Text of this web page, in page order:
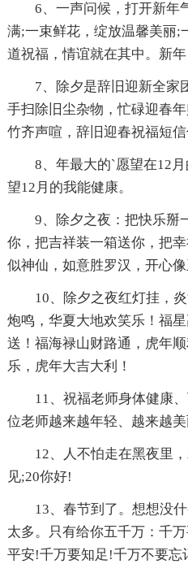
6、一声问候，打开新年
满;一束鲜花，绽放温馨美丽;
道祝福，情谊就在其中。新
7、除夕是辞旧迎新全家
手扫除旧尘杂物，忙碌迎春
竹齐声喧，辞旧迎春祝福短
8、年最大的`愿望在12
望12月的我能健康。
9、除夕之夜：把快乐掰
你，把吉祥装一箱送你，把
似神仙，如意胜罗汉，开心
10、除夕之夜红灯挂，
炮鸣，华夏大地欢笑乐！福
送！福海禄山财路通，虎年
乐，虎年大吉大利！
11、祝福老师身体健康
位老师越来越年轻、越来越美
12、人不怕走在黑夜里
见;20你好!
13、春节到了。想想没
太多。只有给你五千万：千
平安!千万要知足!千万不要忘